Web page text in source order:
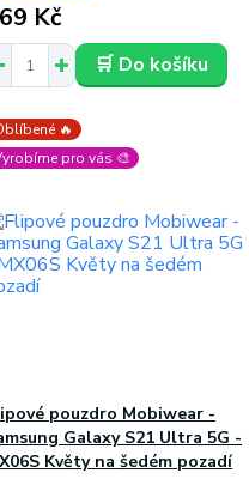
Kč
🛒 Do košíku
🔥
pro vás 🎨
pouzdro Mobiwear -
Galaxy S21 Ultra 5G -
Květy na šedém pozadí